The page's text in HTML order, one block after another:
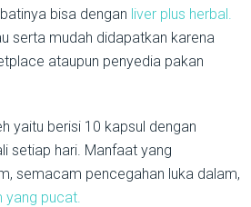
bisa dengan liver plus herbal.
serta mudah didapatkan karena
ataupun penyedia pakan
yaitu berisi 10 kapsul dengan
setiap hari. Manfaat yang
semacam pencegahan luka dalam,
yang pucat.